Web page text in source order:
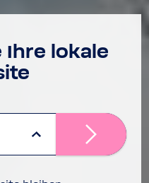
Ihre lokale